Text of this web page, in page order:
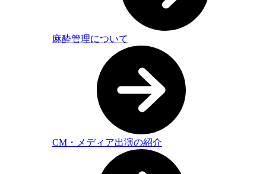
麻酔管理について
CM・メディア出演の紹介